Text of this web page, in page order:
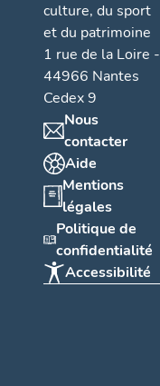
culture, du sport
et du patrimoine
1 rue de la Loire -
44966 Nantes
Cedex 9
Nous
contacter
Aide
Mentions
légales
Politique de
confidentialité
Accessibilité